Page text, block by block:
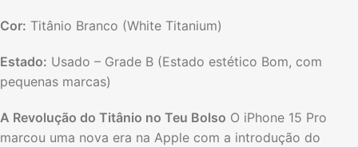
Cor: Titânio Branco (White Titanium)
Estado: Usado – Grade B (Estado estético Bom, com
pequenas marcas)
A Revolução do Titânio no Teu Bolso O iPhone 15 Pro
marcou uma nova era na Apple com a introdução do